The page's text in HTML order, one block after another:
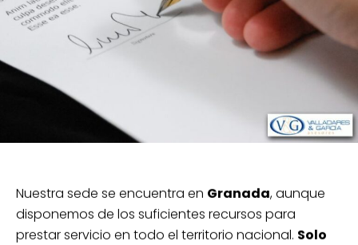
Nuestra sede se encuentra en Granada, aunque
disponemos de los suficientes recursos para
prestar servicio en todo el territorio nacional. Solo